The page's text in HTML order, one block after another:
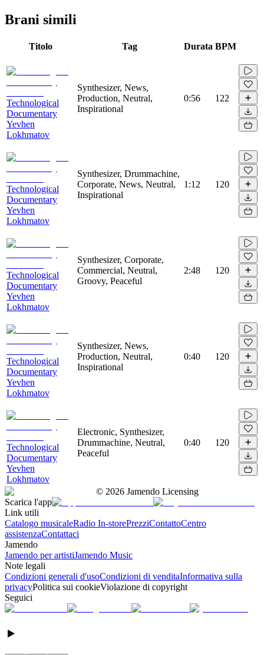
Brani simili
Titolo Tag Durata BPM
Technological
Documentary
Yevhen
Lokhmatov
Synthesizer, News,
Production, Neutral,
Inspirational
0:56 122
Technological
Documentary
Yevhen
Lokhmatov
Synthesizer, Drummachine,
Corporate, News, Neutral,
Inspirational
1:12 120
Technological
Documentary
Yevhen
Lokhmatov
Synthesizer, Corporate,
Commercial, Neutral,
Groovy, Peaceful
2:48 120
Technological
Documentary
Yevhen
Lokhmatov
Synthesizer, News,
Production, Neutral,
Inspirational
0:40 120
Technological
Documentary
Yevhen
Lokhmatov
Electronic, Synthesizer,
Drummachine, Neutral,
Peaceful
0:40 120
© 2026 Jamendo Licensing
Scarica l'app
Link utili
Catalogo musicaleRadio In-storePrezziContattoCentro
assistenzaContattaci
Jamendo
Jamendo per artistiJamendo Music
Note legali
Condizioni generali d'usoCondizioni di venditaInformativa sulla
privacyPolitica sui cookieViolazione di copyright
Seguici